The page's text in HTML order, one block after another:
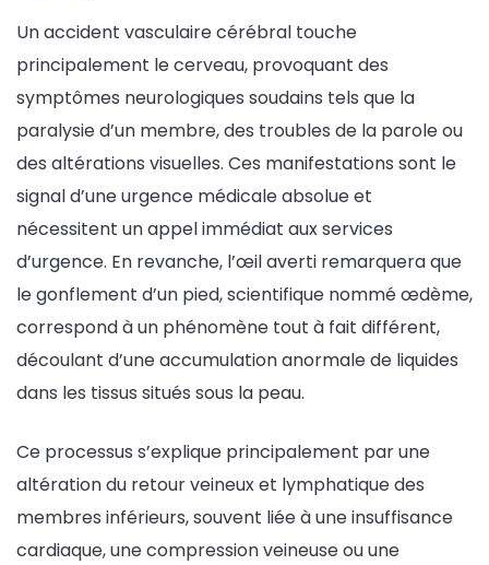
Un accident vasculaire cérébral touche
principalement le cerveau, provoquant des
symptômes neurologiques soudains tels que la
paralysie d’un membre, des troubles de la parole ou
des altérations visuelles. Ces manifestations sont le
signal d’une urgence médicale absolue et
nécessitent un appel immédiat aux services
d’urgence. En revanche, l’œil averti remarquera que
le gonflement d’un pied, scientifique nommé œdème,
correspond à un phénomène tout à fait différent,
découlant d’une accumulation anormale de liquides
dans les tissus situés sous la peau.
Ce processus s’explique principalement par une
altération du retour veineux et lymphatique des
membres inférieurs, souvent liée à une insuffisance
cardiaque, une compression veineuse ou une